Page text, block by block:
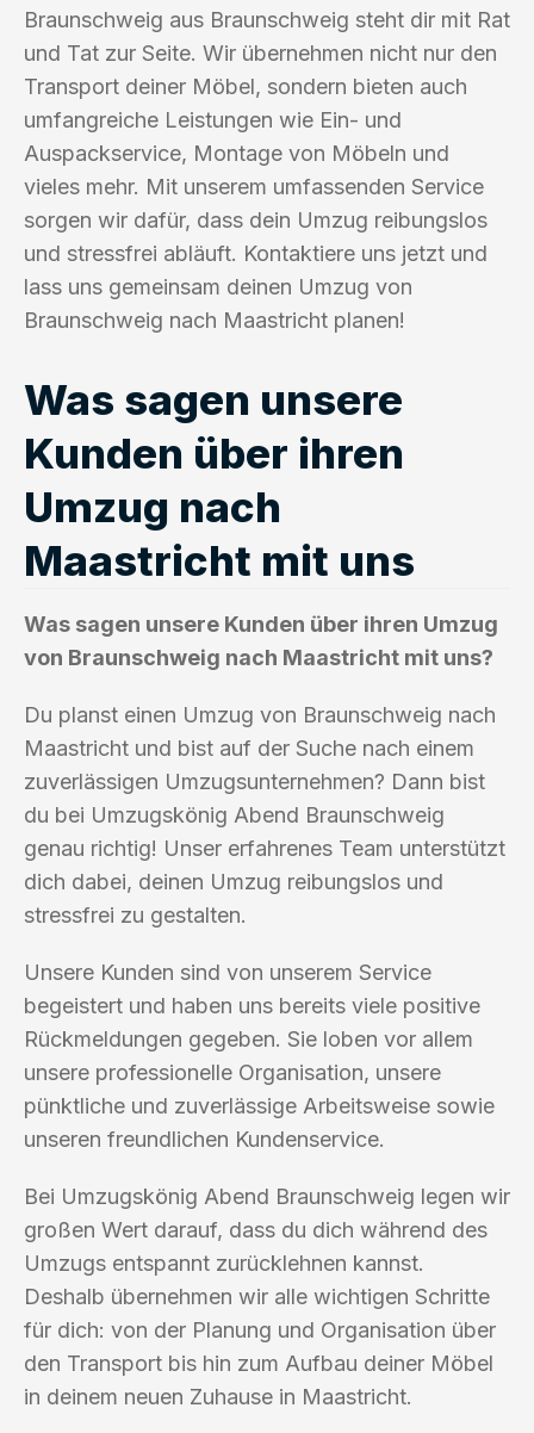
Braunschweig aus Braunschweig steht dir mit Rat
und Tat zur Seite. Wir übernehmen nicht nur den
Transport deiner Möbel, sondern bieten auch
umfangreiche Leistungen wie Ein- und
Auspackservice, Montage von Möbeln und
vieles mehr. Mit unserem umfassenden Service
sorgen wir dafür, dass dein Umzug reibungslos
und stressfrei abläuft. Kontaktiere uns jetzt und
lass uns gemeinsam deinen Umzug von
Braunschweig nach Maastricht planen!
Was sagen unsere
Kunden über ihren
Umzug nach
Maastricht mit uns
Was sagen unsere Kunden über ihren Umzug
von Braunschweig nach Maastricht mit uns?
Du planst einen Umzug von Braunschweig nach
Maastricht und bist auf der Suche nach einem
zuverlässigen Umzugsunternehmen? Dann bist
du bei Umzugskönig Abend Braunschweig
genau richtig! Unser erfahrenes Team unterstützt
dich dabei, deinen Umzug reibungslos und
stressfrei zu gestalten.
Unsere Kunden sind von unserem Service
begeistert und haben uns bereits viele positive
Rückmeldungen gegeben. Sie loben vor allem
unsere professionelle Organisation, unsere
pünktliche und zuverlässige Arbeitsweise sowie
unseren freundlichen Kundenservice.
Bei Umzugskönig Abend Braunschweig legen wir
großen Wert darauf, dass du dich während des
Umzugs entspannt zurücklehnen kannst.
Deshalb übernehmen wir alle wichtigen Schritte
für dich: von der Planung und Organisation über
den Transport bis hin zum Aufbau deiner Möbel
in deinem neuen Zuhause in Maastricht.